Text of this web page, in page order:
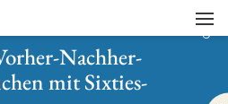
Sanierung in München mit Sixties-Charme
Nachher-
mit Sixties-